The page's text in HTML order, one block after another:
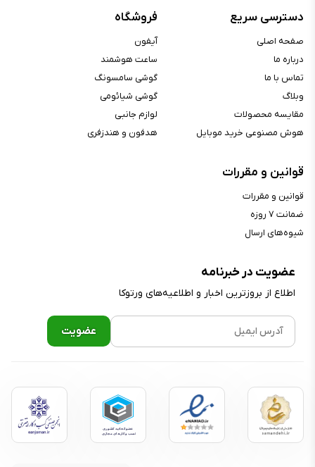
عضویت در خبرنامه
اطلاع از بروز‌ترین اخبار و اطلاعیه‌های ورتوکا
دسترسی سریع
صفحه اصلی
درباره ما
تماس با ما
وبلاگ
مقایسه محصولات
هوش مصنوعی خرید موبایل
فروشگاه
آیفون
ساعت هوشمند
گوشی سامسونگ
گوشی شیائومی
لوازم جانبی
هدفون و هندزفری
قوانین و مقررات
قوانین و مقررات
ضمانت ۷ روزه
شیوه‌های ارسال